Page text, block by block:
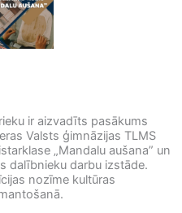
ir aizvadīts pasākums
Valsts ģimnāzijas TLMS
„Mandalu aušana” un
dalībnieku darbu izstāde.
nozīme kultūras